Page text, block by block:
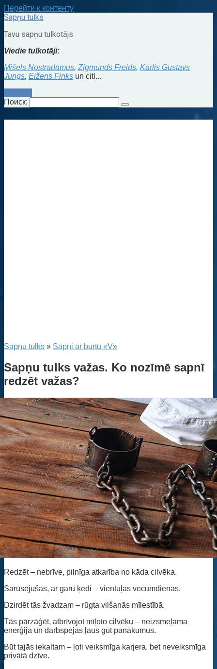
Перейти к контенту
Sapņu tulks
Tavu sapņu tulkotājs
Viedie tulkotāji:
Mišels Nostradamus, Zigmunds Freids, Kārlis Gustavs
Jungs, Eižens Finks un citi...
Kontakti
Поиск:
Sapņu tulks » Sapņi ar burtu «V»
Sapņu tulks važas. Ko nozīmē sapnī
redzēt važas?
Redzēt – nebrīve, pilnīga atkarība no kāda cilvēka.
Sarūsējušas, ar garu ķēdi – vientuļas vecumdienas.
Dzirdēt tās žvadzam – rūgta vilšanās mīlestībā.
Tās pārzāģēt, atbrīvojot mīļoto cilvēku – neizsmeļama
enerģija un darbspējas ļaus gūt panākumus.
Būt tajās iekaltam – ļoti veiksmīga karjera, bet neveiksmīga
privātā dzīve.